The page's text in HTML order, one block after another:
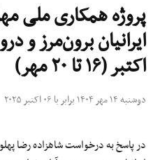
اکتبر (۱۶ تا ۲۰ مهر)
دوشنبه ۱۴ مهر ۱۴۰۴ برابر با ۰۶ اکتبر ۲۰۲۵
در پاسخ به درخواست شاهزاده رضا